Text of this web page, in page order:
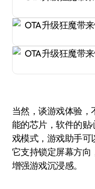
当然，谈游戏体验
能的芯片，软件的贴
戏模式，游戏助手可
它支持锁定屏幕方向
增强游戏沉浸感。